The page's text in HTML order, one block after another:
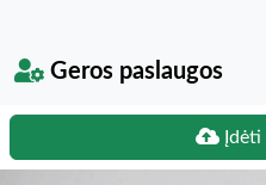
Geros paslaugos